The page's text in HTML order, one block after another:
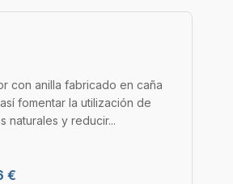
con anilla fabricado en caña
fomentar la utilización de
naturales y reducir...
€